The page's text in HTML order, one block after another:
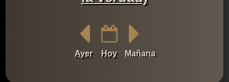
Ayer Hoy Mañana